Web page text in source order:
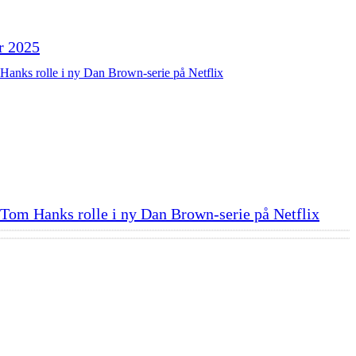
2025
Hanks rolle i ny Dan Brown-serie på Netflix